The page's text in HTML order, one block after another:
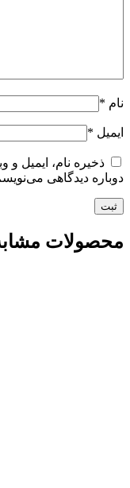
نام *
ایمیل *
ذخیره نام، ایمیل
دوباره دیدگاهی
محصولات